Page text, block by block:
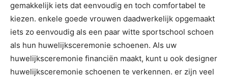
gemakkelijk iets dat eenvoudig en toch comfortabel te
kiezen. enkele goede vrouwen daadwerkelijk opgemaakt
iets zo eenvoudig als een paar witte sportschool schoen
als hun huwelijksceremonie schoenen. Als uw
huwelijksceremonie financiën maakt, kunt u ook designer
huwelijksceremonie schoenen te verkennen. er zijn veel